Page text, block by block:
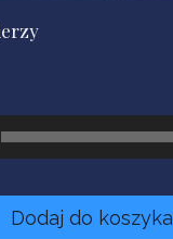
Dodaj do koszyka